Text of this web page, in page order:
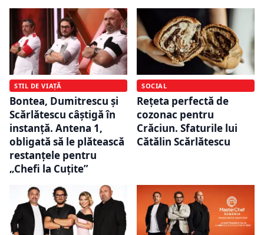
STIL DE VIAȚĂ
Bontea, Dumitrescu și
Scărlătescu câștigă în
instanță. Antena 1,
obligată să le plătească
restanțele pentru
„Chefi la Cuțite”
SOCIAL
Rețeta perfectă de
cozonac pentru
Crăciun. Sfaturile lui
Cătălin Scărlătescu